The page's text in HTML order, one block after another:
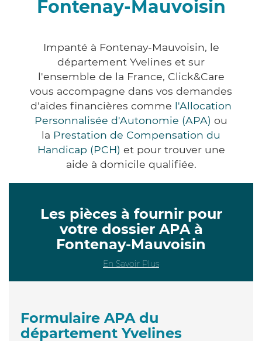
Fontenay-Mauvoisin
Impanté à Fontenay-Mauvoisin, le
département Yvelines et sur
l'ensemble de la France, Click&Care
vous accompagne dans vos demandes
d'aides financières comme l'Allocation
Personnalisée d'Autonomie (APA) ou
la Prestation de Compensation du
Handicap (PCH) et pour trouver une
aide à domicile qualifiée.
Les pièces à fournir pour
votre dossier APA à
Fontenay-Mauvoisin
En Savoir Plus
Formulaire APA du
département Yvelines